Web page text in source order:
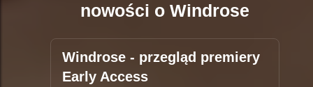
nowości o Windrose
Windrose - przegląd premiery
Early Access